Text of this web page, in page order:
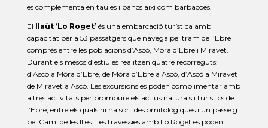
es complementa en taules i bancs així com barbacoes.
El llaüt ‘Lo Roget’és una embarcació turística amb
capacitat per a 53 passatgers que navega pel tram de l’Ebre
comprès entre les poblacions d’Ascó, Móra d’Ebre i Miravet.
Durant els mesos d’estiu es realitzen quatre recorreguts:
d’Ascó a Móra d’Ebre, de Móra d’Ebre a Ascó, d’Ascó a Miravet i
de Miravet a Ascó. Les excursions es poden complimentar amb
altres activitats per promoure els actius naturals i turístics de
l’Ebre, entre els quals hi ha sortides ornitològiques i un passeig
pel Camí de les Illes. Les travessies amb Lo Roget es poden